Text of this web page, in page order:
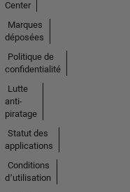
Center
Marques
déposées
Politique de
confidentialité
Lutte
anti-
piratage
Statut des
applications
Conditions
d՚utilisation